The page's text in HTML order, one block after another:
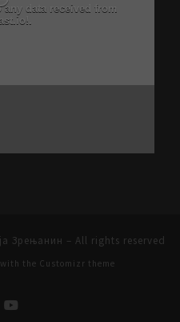
any data received from
Зрењанин – All rights reserved
with the Customizr theme